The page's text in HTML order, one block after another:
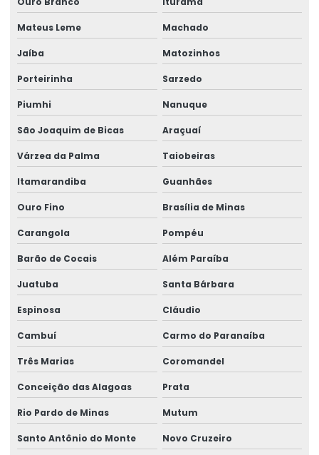
Ribbon De Cera
Ribbon De Impressão
Ribbon Misto Para Impressão
Ribbon Para Impressão De Código De Barras
Ribbon Resina Alta Performance
Ribbons Tag Gondolas
Rótulo Adesivo Para Congelados
Rótulo Balança Impressora
Rótulo De Preço Personalizado Para Comércio
Rótulo Lacre Personalizado Para Produtos
Rótulo Térmico Para Embalagens
Rótulo Termo Sensível
Mateus Leme Machado
Jaíba Matozinhos
Porteirinha Sarzedo
Piumhi Nanuque
São Joaquim de Bicas Araçuaí
Várzea da Palma Taiobeiras
Itamarandiba Guanhães
Ouro Fino Brasília de Minas
Carangola Pompéu
Barão de Cocais Além Paraíba
Juatuba Santa Bárbara
Espinosa Cláudio
Cambuí Carmo do Paranaíba
Três Marias Coromandel
Conceição das Alagoas Prata
Rio Pardo de Minas Mutum
Santo Antônio do Monte Novo Cruzeiro